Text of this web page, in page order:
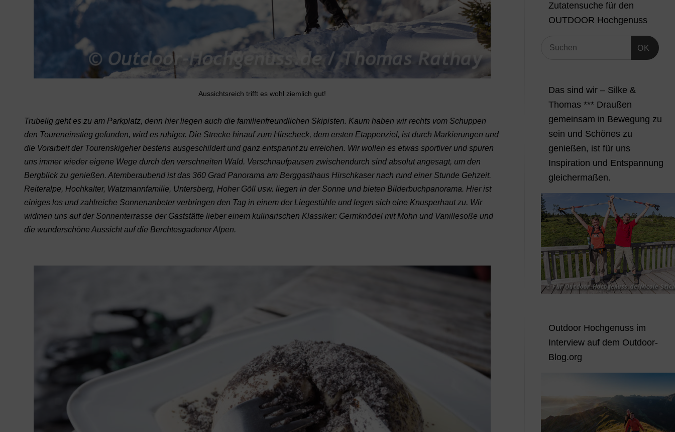
Aussichtsreich trifft es wohl ziemlich gut!
Trubelig geht es zu am Parkplatz, denn hier liegen auch die familienfreundlichen Skipisten. Kaum haben wir rechts vom Schuppen
den Toureneinstieg gefunden, wird es ruhiger. Die Strecke hinauf zum Hirscheck, dem ersten Etappenziel, ist durch Markierungen und
die Vorarbeit der Tourenskigeher bestens ausgeschildert und ganz entspannt zu erreichen. Wir wollen es etwas sportiver und spuren
uns immer wieder eigene Wege durch den verschneiten Wald. Verschnaufpausen zwischendurch sind absolut angesagt, um den
Bergblick zu genießen. Atemberaubend ist das 360 Grad Panorama am Berggasthaus Hirschkaser nach rund einer Stunde Gehzeit.
Reiteralpe, Hochkalter, Watzmannfamilie, Untersberg, Hoher Göll usw. liegen in der Sonne und bieten Bilderbuchpanorama. Hier ist
einiges los und zahlreiche Sonnenanbeter verbringen den Tag in einem der Liegestühle und legen sich eine Knusperhaut zu. Wir
widmen uns auf der Sonnenterrasse der Gaststätte lieber einem kulinarischen Klassiker: Germknödel mit Mohn und Vanillesoße und
die wunderschöne Aussicht auf die Berchtesgadener Alpen.
Zutatensuche für den
OUTDOOR Hochgenuss
OK
Das sind wir – Silke &
Thomas *** Draußen
gemeinsam in Bewegung zu
sein und Schönes zu
genießen, ist für uns
Inspiration und Entspannung
gleichermaßen.
Outdoor Hochgenuss im
Interview auf dem Outdoor-
Blog.org